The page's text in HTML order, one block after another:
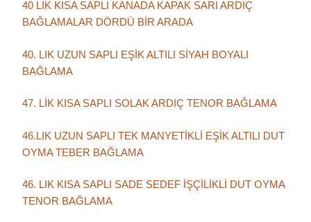
40 LIK KISA SAPLI KANADA KAPAK SARI ARDIÇ
BAĞLAMALAR DÖRDÜ BİR ARADA
40. LIK UZUN SAPLI EŞİK ALTILI SİYAH BOYALI
BAĞLAMA
47. LİK KISA SAPLI SOLAK ARDIÇ TENOR BAĞLAMA
46.LIK UZUN SAPLI TEK MANYETİKLİ EŞİK ALTILI DUT
OYMA TEBER BAĞLAMA
46. LIK KISA SAPLI SADE SEDEF İŞÇİLİKLİ DUT OYMA
TENOR BAĞLAMA